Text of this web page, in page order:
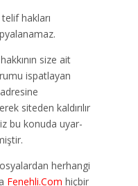
hakları
size ait
ispatlayan
adresine
siteden kaldırılır
bu konuda uyar-
herhangi
Fenehli.Com hiçbir